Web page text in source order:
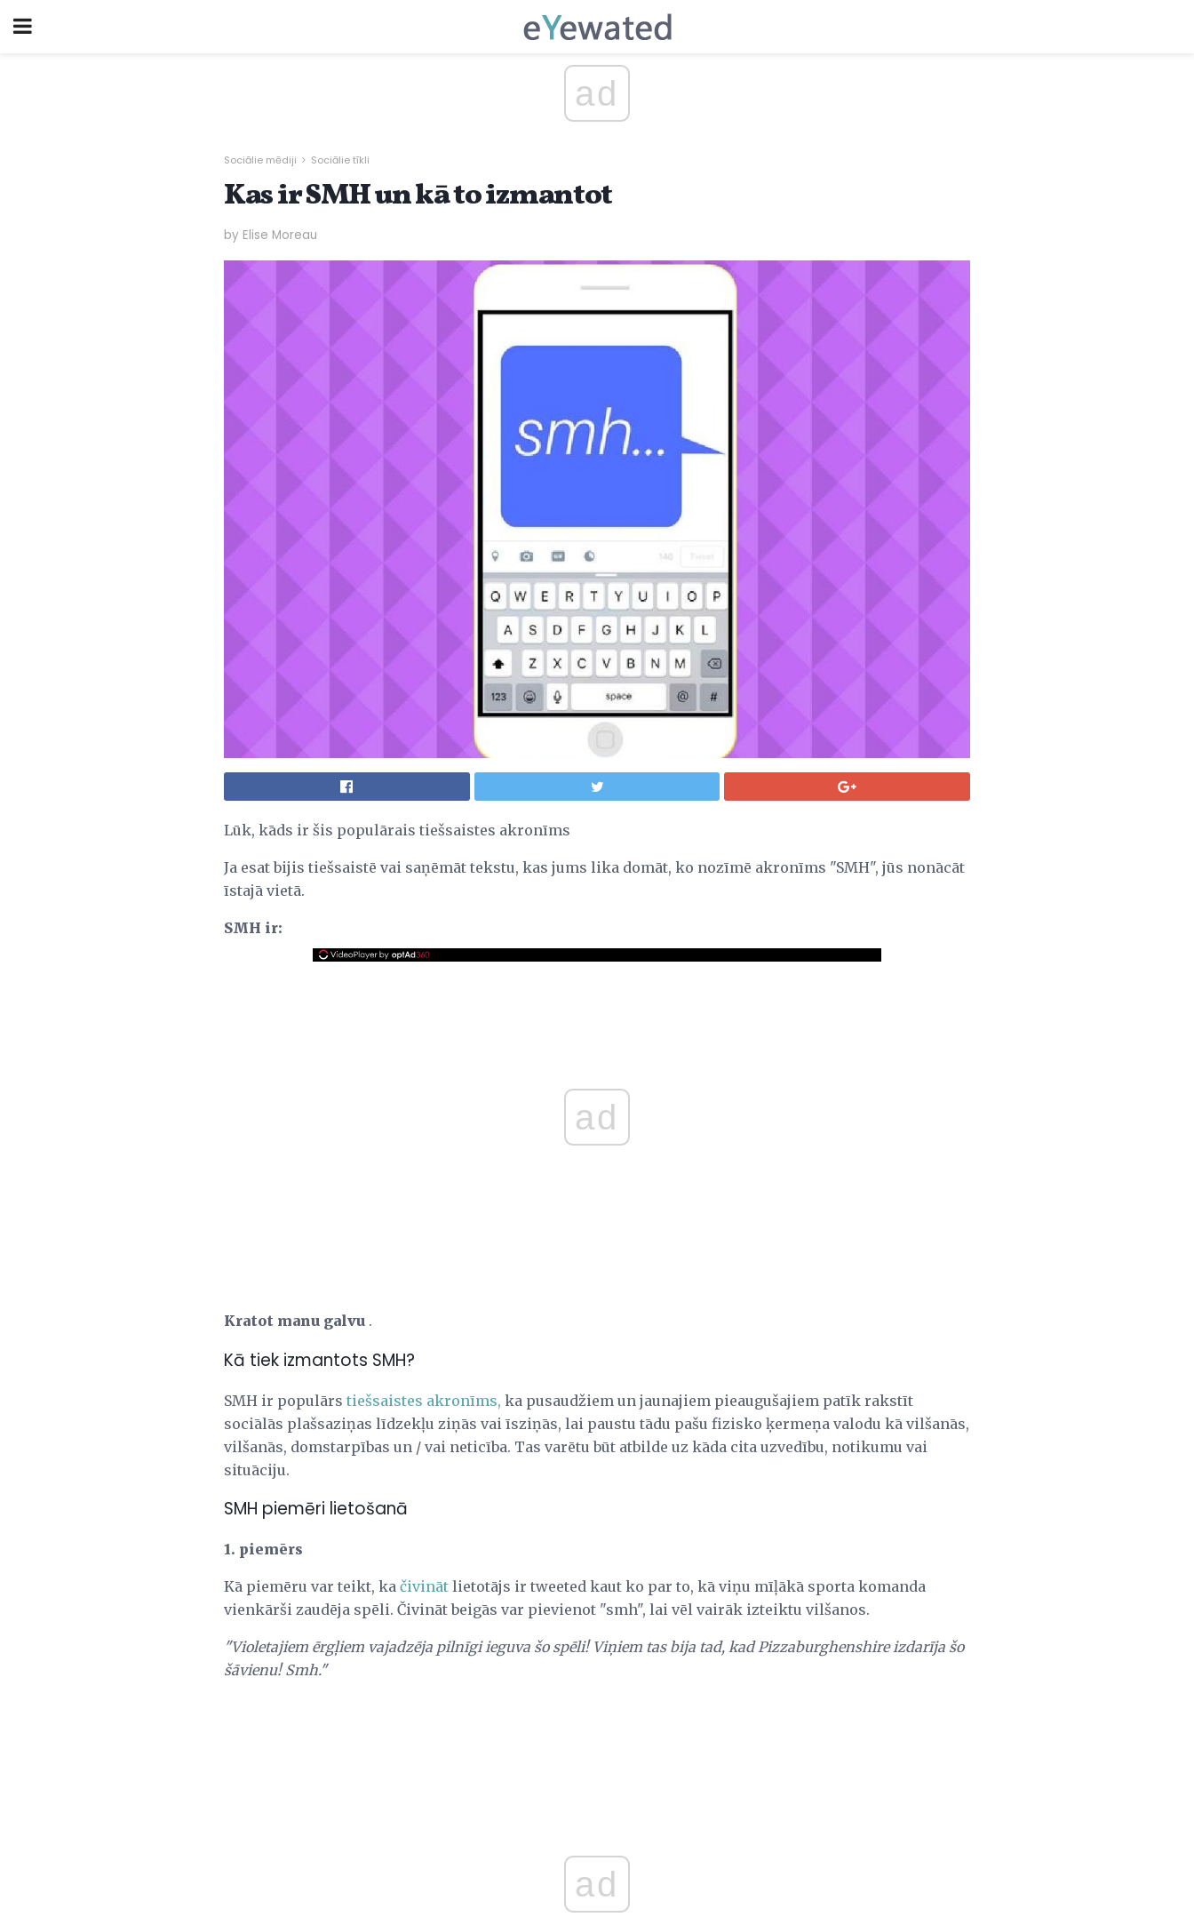
ad
Sociālie mēdiji Sociālie tīkli
Kas ir SMH un kā to izmantot
by Elise Moreau
Lūk, kāds ir šis populārais tiešsaistes akronīms
Ja esat bijis tiešsaistē vai saņēmāt tekstu, kas jums lika domāt, ko nozīmē akronīms "SMH", jūs nonācāt
īstajā vietā.
SMH ir:
ad
Kratot manu galvu .
Kā tiek izmantots SMH?
SMH ir populārs tiešsaistes akronīms, ka pusaudžiem un jaunajiem pieaugušajiem patīk rakstīt
sociālās plašsaziņas līdzekļu ziņās vai īsziņās, lai paustu tādu pašu fizisko ķermeņa valodu kā vilšanās,
vilšanās, domstarpības un / vai neticība. Tas varētu būt atbilde uz kāda cita uzvedību, notikumu vai
situāciju.
SMH piemēri lietošanā
1. piemērs
Kā piemēru var teikt, ka čivināt lietotājs ir tweeted kaut ko par to, kā viņu mīļākā sporta komanda
vienkārši zaudēja spēli. Čivināt beigās var pievienot "smh", lai vēl vairāk izteiktu vilšanos.
"Violetajiem ērgļiem vajadzēja pilnīgi ieguva šo spēli! Viņiem tas bija tad, kad Pizzaburghenshire izdarīja šo
šāvienu! Smh."
ad